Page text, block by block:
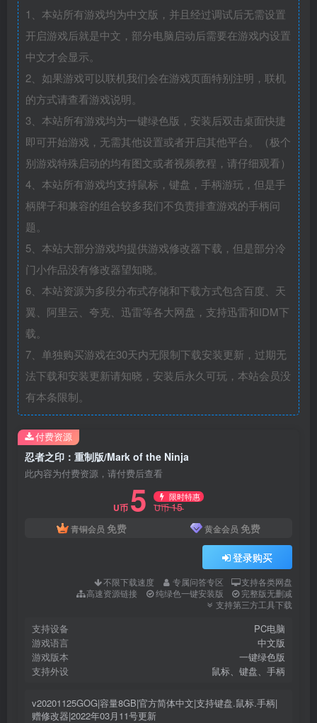
1、本站所有游戏均为中文版，并且经过调试后无需设置
开启游戏后就是中文，部分电脑启动后需要在游戏内设置
中文才会显示。
2、如果游戏可以联机我们会在游戏页面特别注明，联机
的方式请查看游戏说明。
3、本站所有游戏均为一键绿色版，安装后双击桌面快捷
即可开始游戏，无需其他设置或者开启其他平台。（极个
别游戏特殊启动的均有图文或者视频教程，请仔细观看）
4、本站所有游戏均支持鼠标，键盘，手柄游玩，但是手
柄牌子和兼容的组合较多我们不负责排查游戏的手柄问
题。
5、本站大部分游戏均提供游戏修改器下载，但是部分冷
门小作品没有修改器望知晓。
6、本站资源为多段分布式存储和下载方式包含百度、天
翼、阿里云、夸克、迅雷等各大网盘，支持迅雷和IDM下
载。
7、单独购买游戏在30天内无限制下载安装更新，过期无
法下载和安装更新请知晓，安装后永久可玩，本站会员没
有本条限制。
忍者之印：重制版/Mark of the Ninja
此内容为付费资源，请付费后查看
U币 5 限时特惠
U币15
青铜会员 免费 黄金会员 免费
登录购买
不限下载速度 专属问答专区
支持各类网盘
高速资源链接
纯绿色一键安装版
完整版无删减
支持第三方工具下载
支持设备
PC电脑
游戏语言
中文版
游戏版本
一键绿色版
支持外设
鼠标、键盘、手柄
v20201125GOG|容量8GB|官方简体中文|支持键盘.鼠标.手柄|
赠修改器|2022年03月11号更新
付费资源